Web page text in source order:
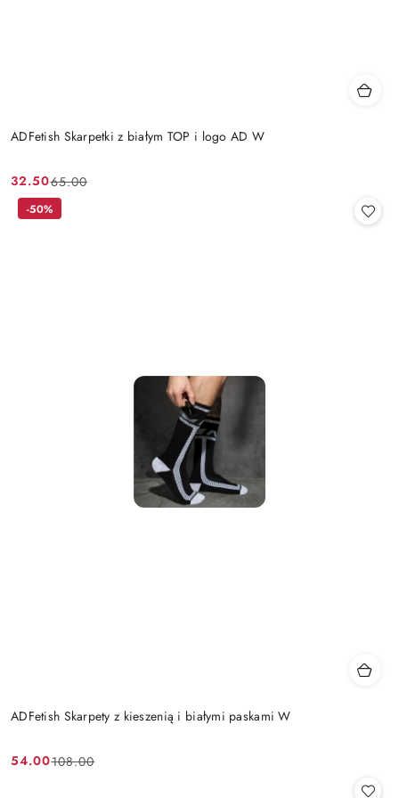
ADFetish Skarpetki z białym TOP i logo AD W
Cena
promocyjna:
32.50
Cena
przed
65.00
ADFetish Skarpety z kieszenią i białymi paskami W
Cena
54.00
Cena
108.00
-50%